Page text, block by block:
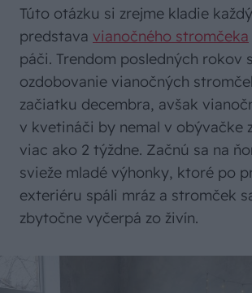
Túto otázku si zrejme kladie
predstava vianočného stromčeka
páči. Trendom posledných rokov
ozdobovanie vianočných
začiatku decembra, avšak
v kvetináči by nemal v obývačke
viac ako 2 týždne. Začnú sa na
svieže mladé výhonky, ktoré po
exteriéru spáli mráz a stromček
zbytočne vyčerpá zo živín.